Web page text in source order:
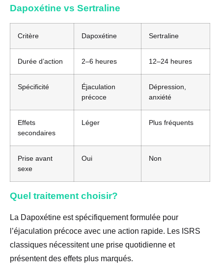
Dapoxétine vs Sertraline
Critère Dapoxétine Sertraline
Durée d’action 2–6 heures 12–24 heures
Spécificité
Éjaculation
précoce
Dépression,
anxiété
Effets
secondaires
Léger Plus fréquents
Prise avant
sexe
Oui Non
Quel traitement choisir?
La Dapoxétine est spécifiquement formulée pour
l’éjaculation précoce avec une action rapide. Les ISRS
classiques nécessitent une prise quotidienne et
présentent des effets plus marqués.